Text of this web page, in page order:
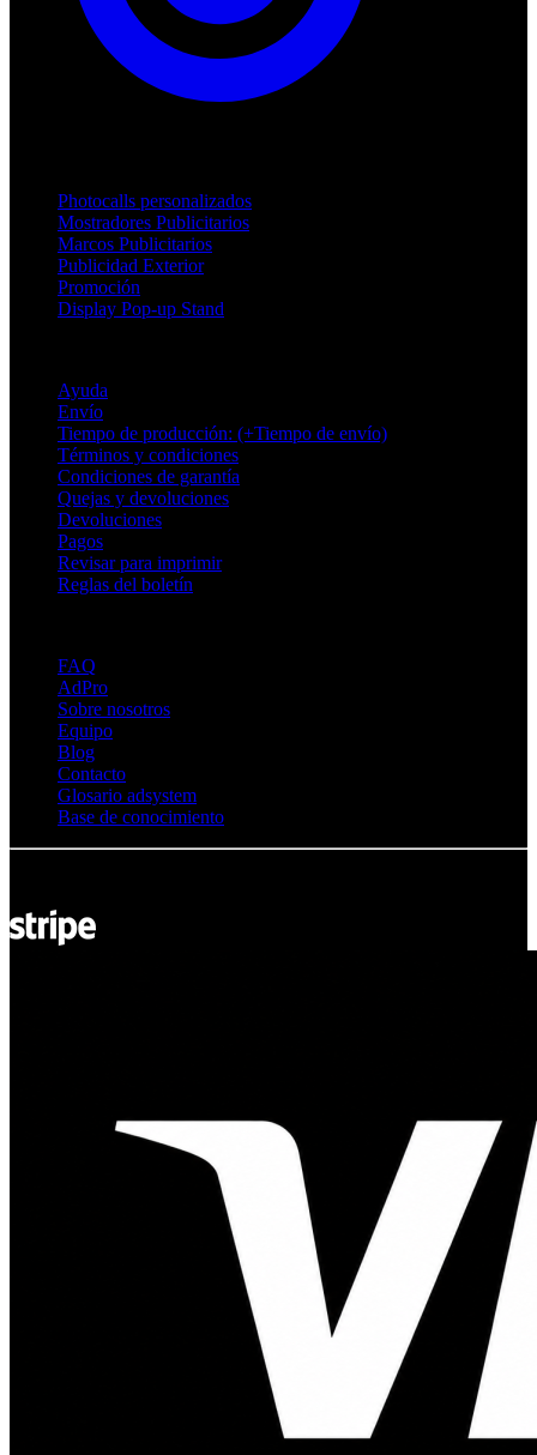
Photocalls personalizados
Mostradores Publicitarios
Marcos Publicitarios
Publicidad Exterior
Promoción
Display Pop-up Stand
Ayuda
Envío
Tiempo de producción: (+Tiempo de envío)
Términos y condiciones
Condiciones de garantía
Quejas y devoluciones
Devoluciones
Pagos
Revisar para imprimir
Reglas del boletín
FAQ
AdPro
Sobre nosotros
Equipo
Blog
Contacto
Glosario adsystem
Base de conocimiento